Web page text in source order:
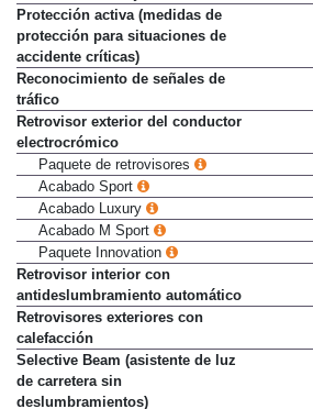
Ordenador de viaje
Protección activa (medidas de
protección para situaciones de
accidente críticas)
Reconocimiento de señales de
tráfico
Retrovisor exterior del conductor
electrocrómico
Paquete de retrovisores
Acabado Sport
Acabado Luxury
Acabado M Sport
Paquete Innovation
Retrovisor interior con
antideslumbramiento automático
Retrovisores exteriores con
calefacción
Selective Beam (asistente de luz
de carretera sin